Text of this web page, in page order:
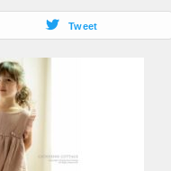
Tweet